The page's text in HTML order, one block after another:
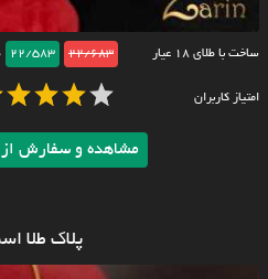
ساخت با طلای ۱۸ عیار 22/683
22/583
امتیاز کاربران
مشاهده و سفارش از
پلاک طلا